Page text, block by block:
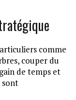
comme
couper du
de temps et
sont